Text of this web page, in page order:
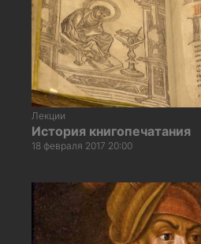
Лекции
История книгопечатания
18 февраля 2017 20:00